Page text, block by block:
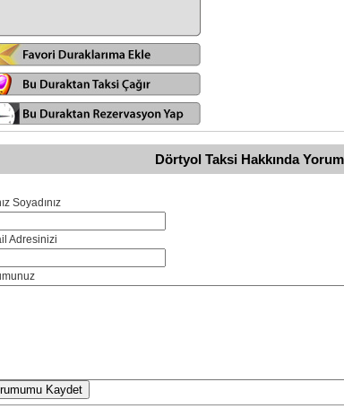
Dörtyol Taksi Hakkında
Soyadınız
Adresinizi